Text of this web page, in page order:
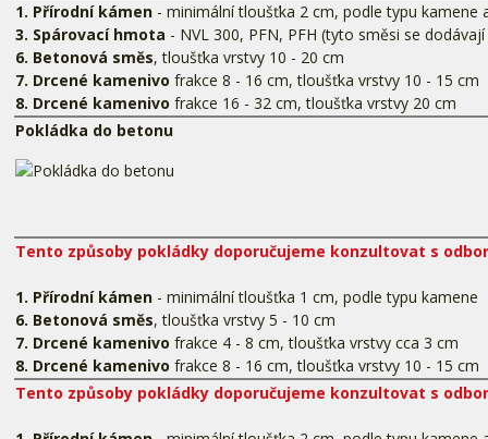
1. Přírodní kámen - minimální tloušťka 2 cm, podle typu kamene
3. Spárovací hmota - NVL 300, PFN, PFH (tyto směsi se
6. Betonová směs, tloušťka vrstvy 10 - 20 cm
7. Drcené kamenivofrakce 8 - 16 cm, tloušťka vrstvy 10 - 15 cm
8. Drcené kamenivofrakce 16 - 32 cm, tloušťka vrstvy 20 cm
Pokládka do betonu
Tento způsoby pokládky doporučujeme konzultovat s
1. Přírodní kámen - minimální tloušťka 1 cm, podle typu kamene
6. Betonová směs, tloušťka vrstvy 5 - 10 cm
7. Drcené kamenivofrakce 4 - 8 cm, tloušťka vrstvy cca 3 cm
8. Drcené kamenivofrakce 8 - 16 cm, tloušťka vrstvy 10 - 15 cm
Tento způsoby pokládky doporučujeme konzultovat s